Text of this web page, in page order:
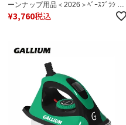
ーンナップ用品＜2026＞ﾍﾞｰｽﾌﾞﾗｼ ﾎﾟ
ﾘｯｼｭ / 5545248
¥3,760税込